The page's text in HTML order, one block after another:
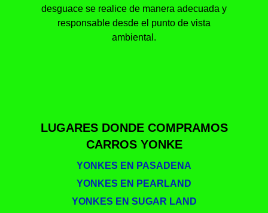
desguace se realice de manera adecuada y
responsable desde el punto de vista
ambiental.
LUGARES DONDE COMPRAMOS
CARROS YONKE
YONKES EN PASADENA
YONKES EN PEARLAND
YONKES EN SUGAR LAND